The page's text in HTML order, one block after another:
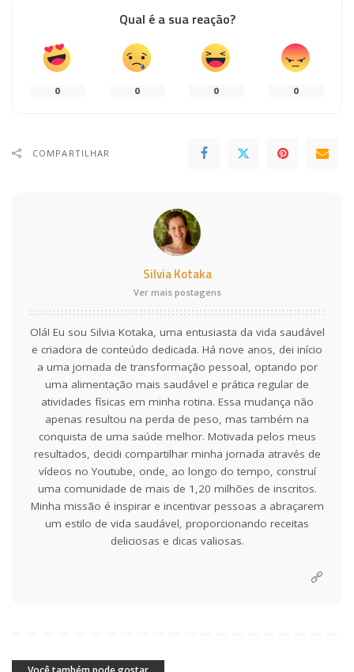
Qual é a sua reação?
0 0 0 0
COMPARTILHAR
Silvia Kotaka
Ver mais postagens
Olá! Eu sou Silvia Kotaka, uma entusiasta da vida saudável
e criadora de conteúdo dedicada. Há nove anos, dei início
a uma jornada de transformação pessoal, optando por
uma alimentação mais saudável e prática regular de
atividades físicas em minha rotina. Essa mudança não
apenas resultou na perda de peso, mas também na
conquista de uma saúde melhor. Motivada pelos meus
resultados, decidi compartilhar minha jornada através de
vídeos no Youtube, onde, ao longo do tempo, construí
uma comunidade de mais de 1,20 milhões de inscritos.
Minha missão é inspirar e incentivar pessoas a abraçarem
um estilo de vida saudável, proporcionando receitas
deliciosas e dicas valiosas.